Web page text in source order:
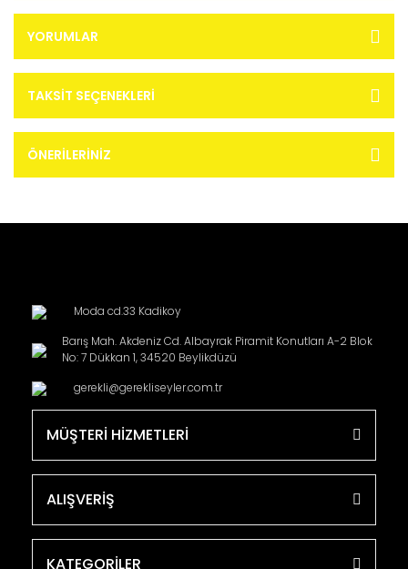
YORUMLAR
TAKSIT SEÇENEKLERI
ÖNERILERINIZ
Moda cd.33 Kadikoy
Barış Mah. Akdeniz Cd. Albayrak Piramit Konutları A-2 Blok
No: 7 Dükkan 1, 34520 Beylikdüzü
gerekli@gerekliseyler.com.tr
MÜŞTERİ HİZMETLERİ
ALIŞVERİŞ
KATEGORİLER